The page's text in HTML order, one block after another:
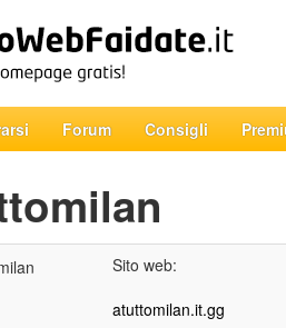
Forum Consigli
Sito web:
atuttomilan.it.gg